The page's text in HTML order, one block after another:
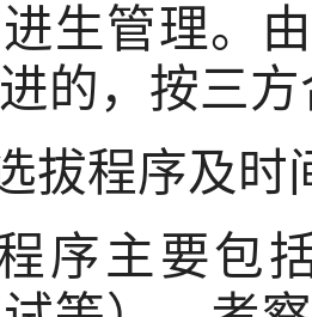
生管理。
的，按三
拔程序及时
序主要包